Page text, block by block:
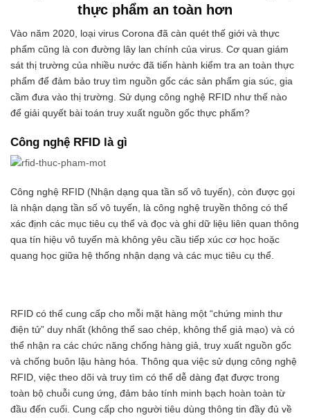
thực phẩm an toàn hơn
Vào năm 2020, loại virus Corona đã càn quét thế giới và thực
phẩm cũng là con đường lây lan chính của virus. Cơ quan giám
sát thị trường của nhiều nước đã tiến hành kiểm tra an toàn thực
phẩm để đảm bảo truy tìm nguồn gốc các sản phẩm gia súc, gia
cầm đưa vào thị trường. Sử dụng công nghệ RFID như thế nào
để giải quyết bài toán truy xuất nguồn gốc thực phẩm?
Công nghệ RFID là gì
Công nghệ RFID (Nhận dạng qua tần số vô tuyến), còn được gọi
là nhận dạng tần số vô tuyến, là công nghệ truyền thông có thể
xác định các mục tiêu cụ thể và đọc và ghi dữ liệu liên quan thông
qua tín hiệu vô tuyến mà không yêu cầu tiếp xúc cơ học hoặc
quang học giữa hệ thống nhận dạng và các mục tiêu cụ thể.
RFID có thể cung cấp cho mỗi mặt hàng một “chứng minh thư
điện tử” duy nhất (không thể sao chép, không thể giả mạo) và có
thể nhận ra các chức năng chống hàng giả, truy xuất nguồn gốc
và chống buôn lậu hàng hóa. Thông qua việc sử dụng công nghệ
RFID, việc theo dõi và truy tìm có thể dễ dàng đạt được trong
toàn bộ chuỗi cung ứng, đảm bảo tính minh bạch hoàn toàn từ
đầu đến cuối. Cung cấp cho người tiêu dùng thông tin đầy đủ về